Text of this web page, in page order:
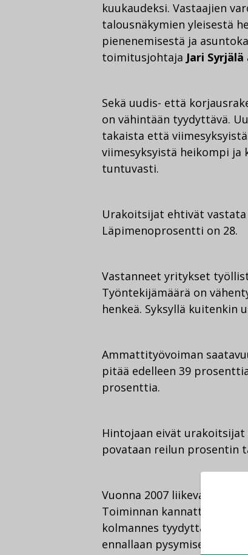
kuukaudeksi. Vastaajien
talousnäkymien yleisestä
pienenemisestä ja
toimitusjohtaja Jari Syrjälä
Sekä uudis- että
on vähintään tyydyttävä.
takaista että
viimesyksyistä heikompi ja
tuntuvasti.
Urakoitsijat ehtivät
Läpimenoprosentti on 28.
Vastanneet yritykset
Työntekijämäärä on
henkeä. Syksyllä kuitenkin
Ammattityövoiman
pitää edelleen 39
prosenttia.
Hintojaan eivät urakoitsijat
povataan reilun prosentin
Vuonna 2007 liikevaihto
Toiminnan kannattavuutta
kolmannes tyydyttäväksi ja
ennallaan pysymiseen